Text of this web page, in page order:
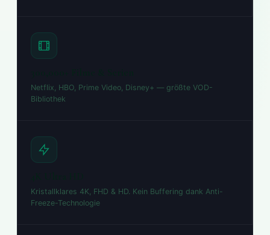
Netflix, HBO, Prime Video, Disney+ — größte VOD-
Bibliothek
Kristallklares 4K, FHD & HD. Kein Buffering dank Anti-
Freeze-Technologie